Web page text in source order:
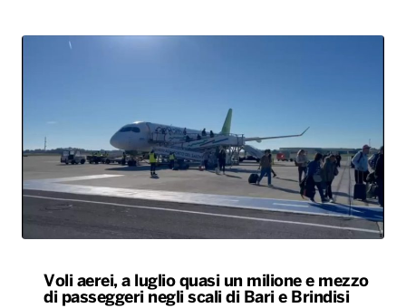
Voli aerei, a luglio quasi un milione e mezzo
di passeggeri negli scali di Bari e Brindisi